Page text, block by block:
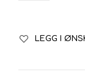
LEGG I